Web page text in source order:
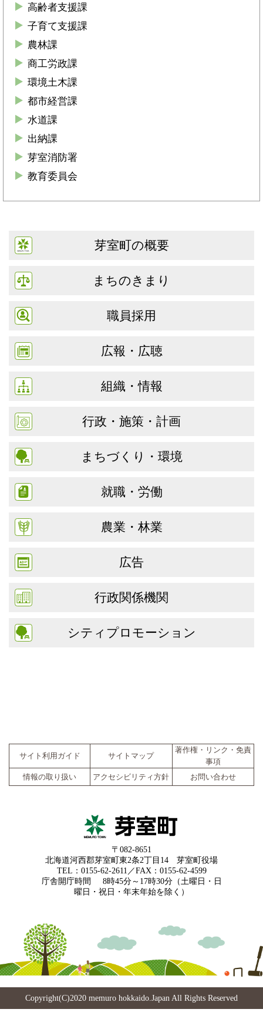
高齢者支援課
子育て支援課
農林課
商工労政課
環境土木課
都市経営課
水道課
出納課
芽室消防署
教育委員会
芽室町の概要
まちのきまり
職員採用
広報・広聴
組織・情報
行政・施策・計画
まちづくり・環境
就職・労働
農業・林業
広告
行政関係機関
シティプロモーション
サイト利用ガイド サイトマップ
著作権・リンク・免責
事項
情報の取り扱い
アクセシビリティ方針 お問い合わせ
〒082-8651
北海道河西郡芽室町東2条2丁目14 芽室町役場
TEL：0155-62-2611／FAX：0155-62-4599
庁舎開庁時間
8時45分～17時30分（土曜日・日
曜日・祝日・年末年始を除く）
Copyright(C)2020 memuro hokkaido.Japan All Rights Reserved